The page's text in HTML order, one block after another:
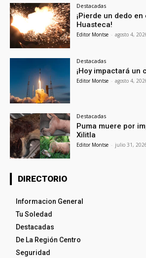
Destacadas
¡Pierde un dedo
Huasteca!
Editor Montse - agosto 4,
Destacadas
¡Hoy impactará un
Editor Montse - agosto 4,
Destacadas
Puma muere por
Xilitla
Editor Montse - julio 31,
DIRECTORIO
Informacion General
Tu Soledad
Destacadas
De La Región Centro
Seguridad